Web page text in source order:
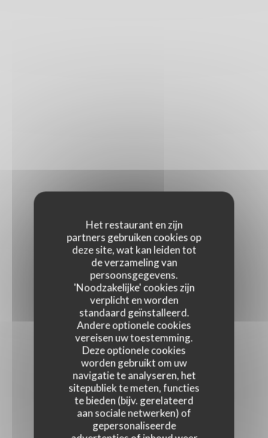
Het restaurant en zijn
partners gebruiken cookies op
deze site, wat kan leiden tot
de verzameling van
persoonsgegevens.
'Noodzakelijke' cookies zijn
verplicht en worden
standaard geïnstalleerd.
Andere optionele cookies
vereisen uw toestemming.
Deze optionele cookies
worden gebruikt om uw
navigatie te analyseren, het
sitepubliek te meten, functies
te bieden (bijv. gerelateerd
aan sociale netwerken) of
gepersonaliseerde